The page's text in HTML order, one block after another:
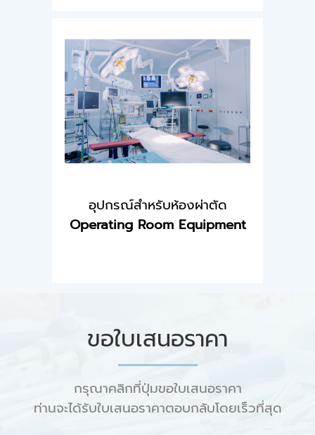
อุปกรณ์สำหรับห้องผ่าตัด
Operating Room Equipment
ขอใบเสนอราคา
กรุณาคลิกที่ปุ่มขอใบเสนอราคา
ท่านจะได้รับใบเสนอราคาตอบกลับโดยเร็วที่สุด